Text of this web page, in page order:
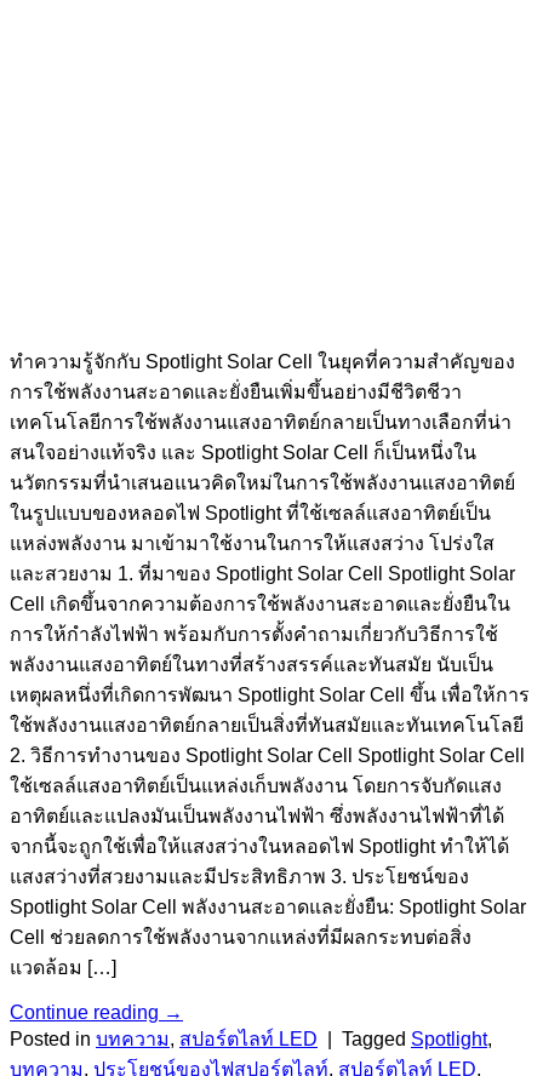
ทำความรู้จักกับ Spotlight Solar Cell ในยุคที่ความสำคัญของ
การใช้พลังงานสะอาดและยั่งยืนเพิ่มขึ้นอย่างมีชีวิตชีวา
เทคโนโลยีการใช้พลังงานแสงอาทิตย์กลายเป็นทางเลือกที่น่า
สนใจอย่างแท้จริง และ Spotlight Solar Cell ก็เป็นหนึ่งใน
นวัตกรรมที่นำเสนอแนวคิดใหม่ในการใช้พลังงานแสงอาทิตย์
ในรูปแบบของหลอดไฟ Spotlight ที่ใช้เซลล์แสงอาทิตย์เป็น
แหล่งพลังงาน มาเข้ามาใช้งานในการให้แสงสว่าง โปร่งใส
และสวยงาม 1. ที่มาของ Spotlight Solar Cell Spotlight Solar
Cell เกิดขึ้นจากความต้องการใช้พลังงานสะอาดและยั่งยืนใน
การให้กำลังไฟฟ้า พร้อมกับการตั้งคำถามเกี่ยวกับวิธีการใช้
พลังงานแสงอาทิตย์ในทางที่สร้างสรรค์และทันสมัย นับเป็น
เหตุผลหนึ่งที่เกิดการพัฒนา Spotlight Solar Cell ขึ้น เพื่อให้การ
ใช้พลังงานแสงอาทิตย์กลายเป็นสิ่งที่ทันสมัยและทันเทคโนโลยี
2. วิธีการทำงานของ Spotlight Solar Cell Spotlight Solar Cell
ใช้เซลล์แสงอาทิตย์เป็นแหล่งเก็บพลังงาน โดยการจับกัดแสง
อาทิตย์และแปลงมันเป็นพลังงานไฟฟ้า ซึ่งพลังงานไฟฟ้าที่ได้
จากนี้จะถูกใช้เพื่อให้แสงสว่างในหลอดไฟ Spotlight ทำให้ได้
แสงสว่างที่สวยงามและมีประสิทธิภาพ 3. ประโยชน์ของ
Spotlight Solar Cell พลังงานสะอาดและยั่งยืน: Spotlight Solar
Cell ช่วยลดการใช้พลังงานจากแหล่งที่มีผลกระทบต่อสิ่ง
แวดล้อม […]
Continue reading →
Posted in บทความ, สปอร์ตไลท์ LED Tagged Spotlight,
บทความ, ประโยชน์ของไฟสปอร์ตไลท์, สปอร์ตไลท์ LED,